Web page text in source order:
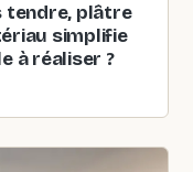
tendre, plâtre
simplifie
à réaliser ?